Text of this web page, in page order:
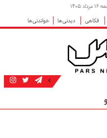
۱۴۰۵
فکاهی دیدنی‌ها خواندنی‌ها